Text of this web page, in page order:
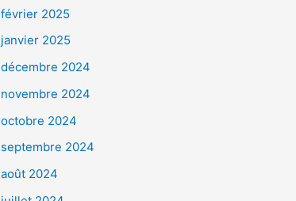
février 2025
janvier 2025
décembre 2024
novembre 2024
octobre 2024
septembre 2024
août 2024